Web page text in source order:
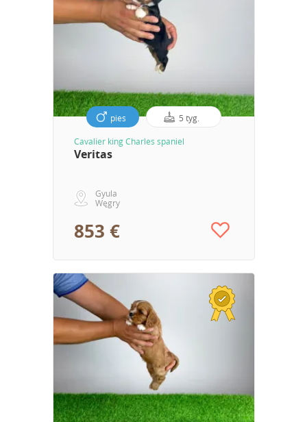
pies 5 tyg.
Cavalier king Charles spaniel
Veritas
Gyula
Węgry
853 €